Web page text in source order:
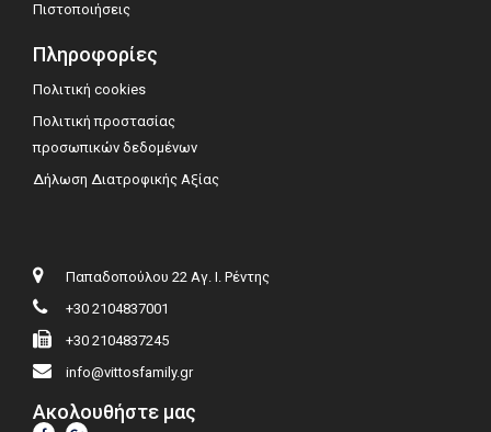
Πιστοποιήσεις
Πληροφορίες
Πολιτική cookies
Πολιτική προστασίας
προσωπικών δεδομένων
Δήλωση Διατροφικής Αξίας
Παπαδοπούλου 22 Αγ. Ι. Ρέντης
+30 2104837001
+30 2104837245
info@vittosfamily.gr
Ακολουθήστε μας